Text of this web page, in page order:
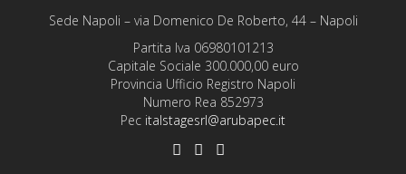
Sede Napoli – via Domenico De Roberto, 44 – Napoli
Partita Iva 06980101213
Capitale Sociale 300.000,00 euro
Provincia Ufficio Registro Napoli
Numero Rea 852973
Pec italstagesrl@arubapec.it